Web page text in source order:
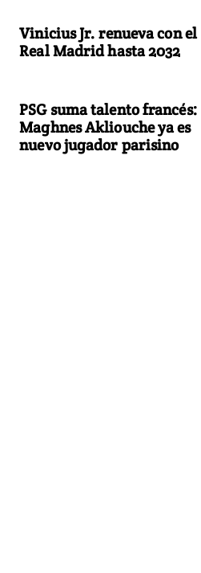
Vinicius Jr. renueva con el
Real Madrid hasta 2032
PSG suma talento francés:
Maghnes Akliouche ya es
nuevo jugador parisino